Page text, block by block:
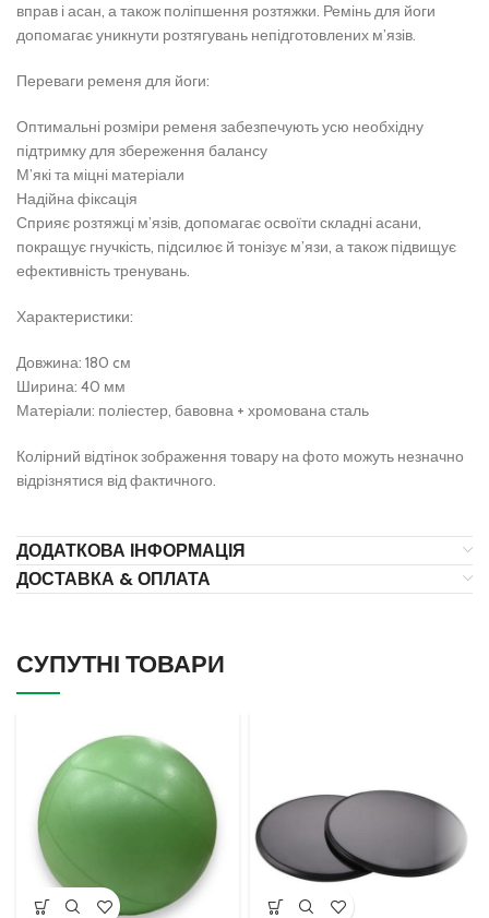
вправ і асан, а також поліпшення розтяжки. Ремінь для йоги
допомагає уникнути розтягувань непідготовлених м’язів.
Переваги ременя для йоги:
Оптимальні розміри ременя забезпечують усю необхідну
підтримку для збереження балансу
М’які та міцні матеріали
Надійна фіксація
Сприяє розтяжці м’язів, допомагає освоїти складні асани,
покращує гнучкість, підсилює й тонізує м’язи, а також підвищує
ефективність тренувань.
Характеристики:
Довжина: 180 cм
Ширина: 40 мм
Матеріали: поліестер, бавовна + хромована сталь
Колірний відтінок зображення товару на фото можуть незначно
відрізнятися від фактичного.
ДОДАТКОВА ІНФОРМАЦІЯ
ДОСТАВКА & ОПЛАТА
СУПУТНІ ТОВАРИ